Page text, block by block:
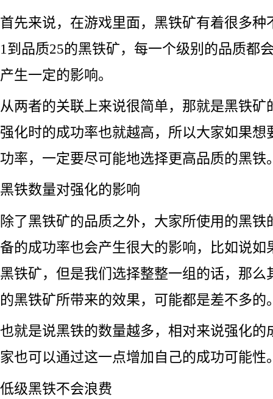
首先来说，在游戏里面，黑铁矿有着很多种
1到品质25的黑铁矿，每一个级别的品质都
产生一定的影响。
从两者的关联上来说很简单，那就是黑铁矿
强化时的成功率也就越高，所以大家如果想
功率，一定要尽可能地选择更高品质的黑铁
黑铁数量对强化的影响
除了黑铁矿的品质之外，大家所使用的黑铁
备的成功率也会产生很大的影响，比如说如
黑铁矿，但是我们选择整整一组的话，那么
的黑铁矿所带来的效果，可能都是差不多的
也就是说黑铁的数量越多，相对来说强化的
家也可以通过这一点增加自己的成功可能性
低级黑铁不会浪费